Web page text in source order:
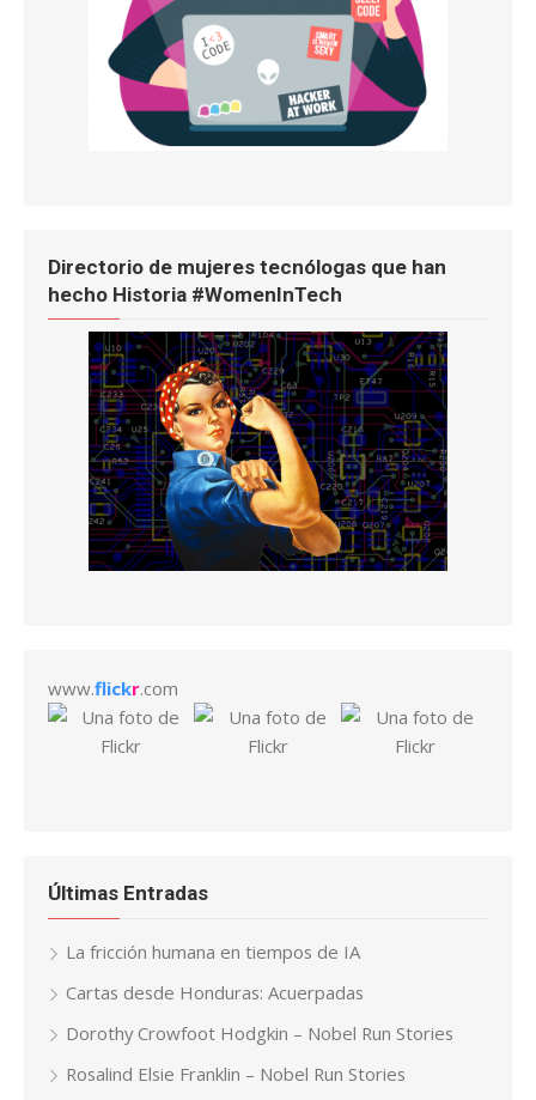
Directorio de mujeres tecnólogas que han
hecho Historia #WomenInTech
www.flickr.com
Últimas Entradas
La fricción humana en tiempos de IA
Cartas desde Honduras: Acuerpadas
Dorothy Crowfoot Hodgkin – Nobel Run Stories
Rosalind Elsie Franklin – Nobel Run Stories